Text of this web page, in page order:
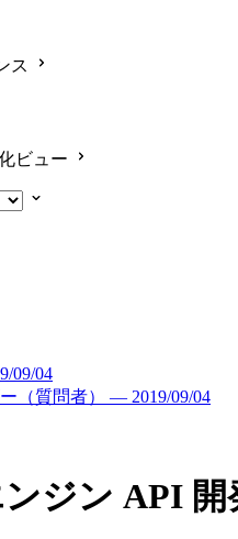
ス
ビュー
09/04
（質問者） — 2019/09/04
ジン API